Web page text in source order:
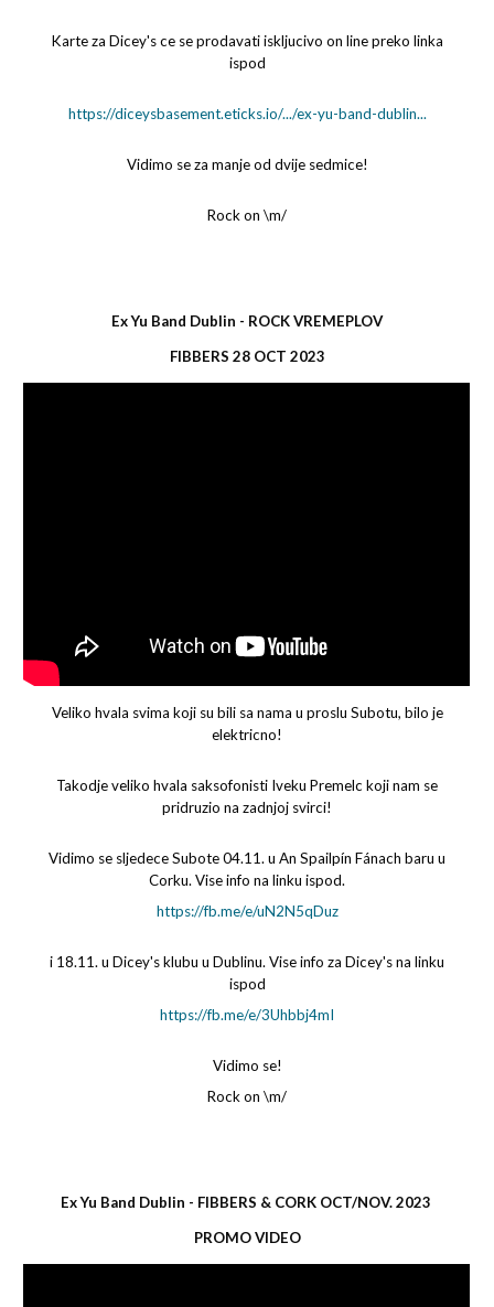
Karte za Dicey's ce se prodavati iskljucivo on line preko linka
ispod
https://diceysbasement.eticks.io/.../ex-yu-band-dublin...
Vidimo se za manje od dvije sedmice!
Rock on \m/
Ex Yu Band Dublin - ROCK VREMEPLOV
FIBBERS 28 OCT 2023
Veliko hvala svima koji su bili sa nama u proslu Subotu, bilo je
elektricno!
Takodje veliko hvala saksofonisti Iveku Premelc koji nam se
pridruzio na zadnjoj svirci!
Vidimo se sljedece Subote 04.11. u An Spailpín Fánach baru u
Corku. Vise info na linku ispod.
https://fb.me/e/uN2N5qDuz
i 18.11. u Dicey's klubu u Dublinu. Vise info za Dicey's na linku
ispod
https://fb.me/e/3Uhbbj4mI
Vidimo se!
Rock on \m/
Ex Yu Band Dublin - FIBBERS & CORK OCT/NOV. 2023
PROMO VIDEO